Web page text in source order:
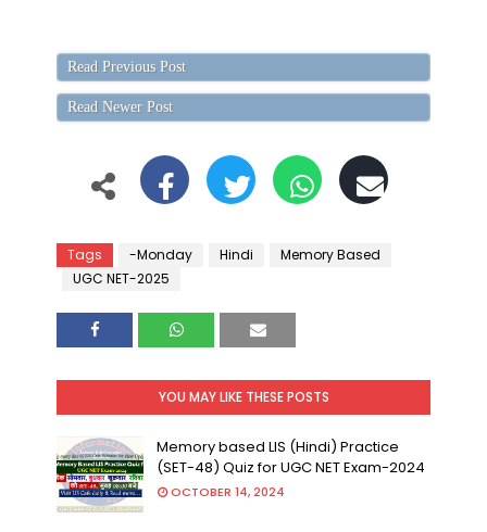
Read Previous Post
Read Newer Post
Tags -Monday Hindi
Memory Based
UGC NET-2025
YOU MAY LIKE THESE POSTS
Memory based LIS (Hindi) Practice
(SET-48) Quiz for UGC NET Exam-2024
OCTOBER 14, 2024